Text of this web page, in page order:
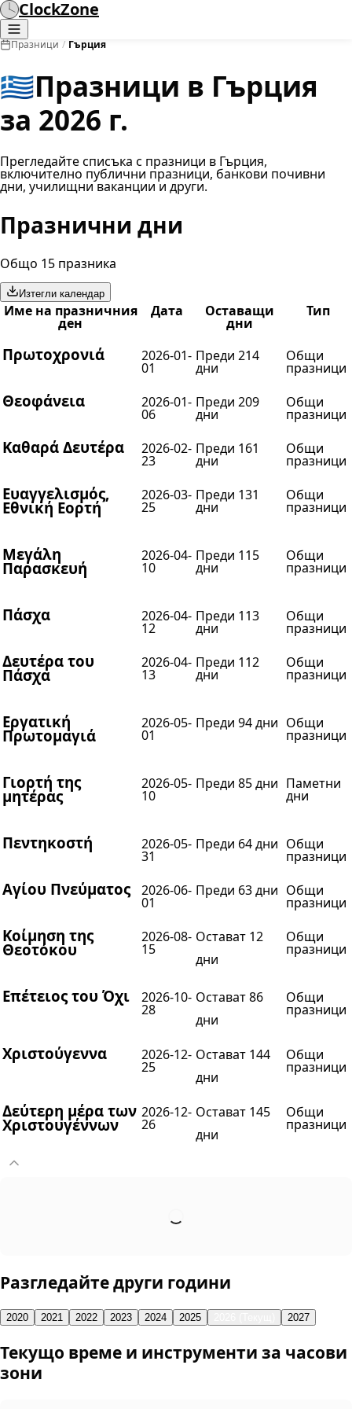
ClockZone
Празници / Гърция
🇬🇷Празници в Гърция
за 2026 г.
Прегледайте списъка с празници в Гърция,
включително публични празници, банкови почивни
дни, училищни ваканции и други.
Празнични дни
Общо 15 празника
Изтегли календар
Име на празничния
ден
Дата Оставащи
дни
Тип
Πρωτοχρονιά 2026-01-
01
Преди 214
дни
Общи
празници
Θεοφάνεια 2026-01-
06
Преди 209
дни
Общи
празници
Καθαρά Δευτέρα 2026-02-
23
Преди 161
дни
Общи
празници
Ευαγγελισμός,
Εθνική Εορτή
2026-03-
25
Преди 131
дни
Общи
празници
Μεγάλη
Παρασκευή
2026-04-
10
Преди 115
дни
Общи
празници
Πάσχα 2026-04-
12
Преди 113
дни
Общи
празници
Δευτέρα του
Πάσχα
2026-04-
13
Преди 112
дни
Общи
празници
Εργατική
Πρωτομαγιά
2026-05-
01
Преди 94 дни Общи
празници
Γιορτή της
μητέρας
2026-05-
10
Преди 85 дни Паметни
дни
Πεντηκοστή 2026-05-
31
Преди 64 дни Общи
празници
Αγίου Πνεύματος 2026-06-
01
Преди 63 дни Общи
празници
Κοίμηση της
Θεοτόκου
2026-08-
15
Остават 12
дни
Общи
празници
Επέτειος του Όχι 2026-10-
28
Остават 86
дни
Общи
празници
Χριστούγεννα 2026-12-
25
Остават 144
дни
Общи
празници
Δεύτερη μέρα των
Χριστουγέννων
2026-12-
26
Остават 145
дни
Общи
празници
Разгледайте други години
2020 2021 2022 2023 2024 2025 2027
Текущо време и инструменти за часови
зони